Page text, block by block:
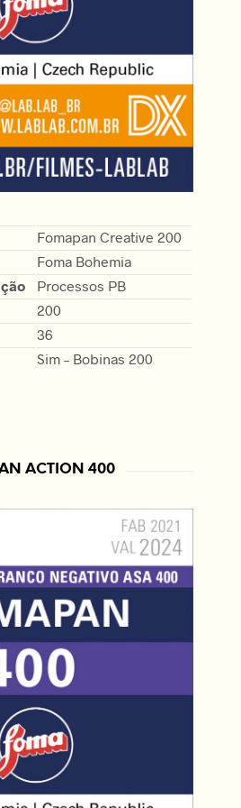
Fomapan Creative 200
Foma Bohemia
Processos PB
200
36
Sim – Bobinas 200
ACTION 400